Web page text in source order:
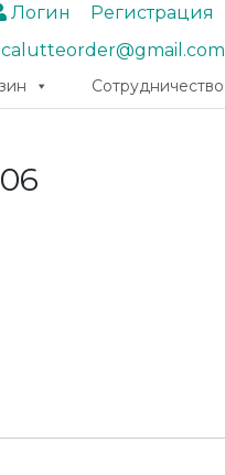
Логин
Регистрация
calutteorder@gmail.com
Сотрудничество